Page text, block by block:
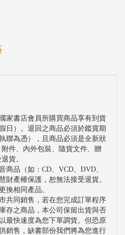
家書店會員所購買商品享有到貨
日）。退回之商品必須於鑑賞期
聯為憑），且商品必須是全新狀
件、內外包裝、隨貨文件、贈
貨。
商品（如：CD、VCD、DVD、
財產權保護，恕無法接受退貨。
換相同產品。
共同銷售，若在您完成訂單程序
存之商品，本公司保留出貨與否
最快速度為您下單調貨。但恐原
銷售，缺書部份我們將為您進行